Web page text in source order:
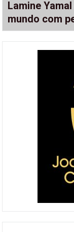
Lamine
mundo com